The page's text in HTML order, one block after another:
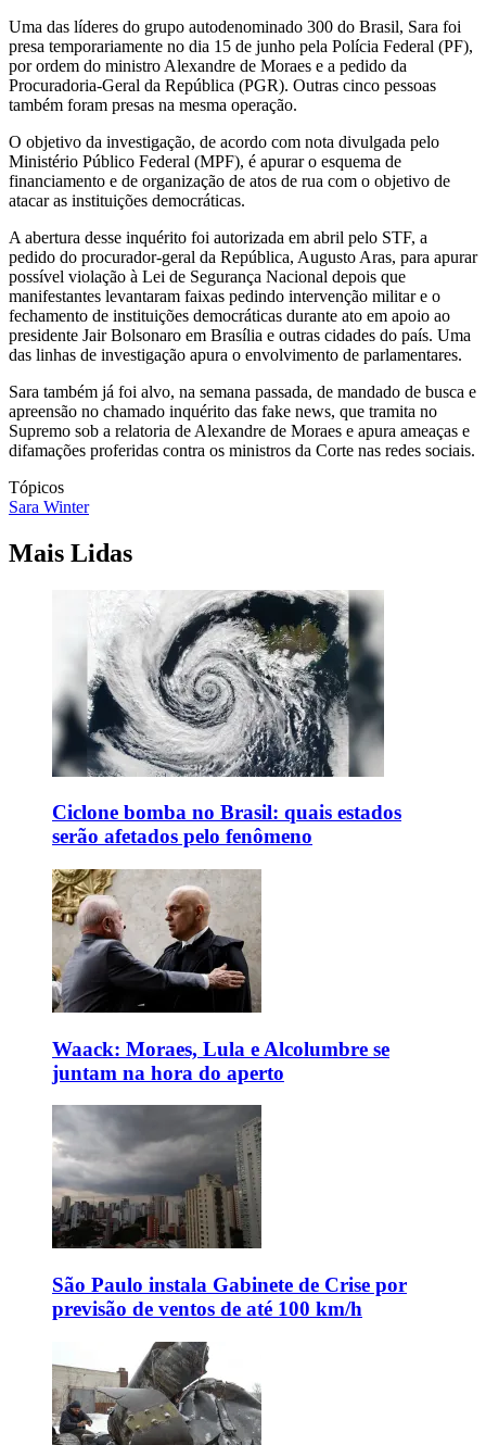
Uma das líderes do grupo autodenominado 300 do Brasil, Sara foi
presa temporariamente no dia 15 de junho pela Polícia Federal (PF),
por ordem do ministro Alexandre de Moraes e a pedido da
Procuradoria-Geral da República (PGR). Outras cinco pessoas
também foram presas na mesma operação.
O objetivo da investigação, de acordo com nota divulgada pelo
Ministério Público Federal (MPF), é apurar o esquema de
financiamento e de organização de atos de rua com o objetivo de
atacar as instituições democráticas.
A abertura desse inquérito foi autorizada em abril pelo STF, a
pedido do procurador-geral da República, Augusto Aras, para apurar
possível violação à Lei de Segurança Nacional depois que
manifestantes levantaram faixas pedindo intervenção militar e o
fechamento de instituições democráticas durante ato em apoio ao
presidente Jair Bolsonaro em Brasília e outras cidades do país. Uma
das linhas de investigação apura o envolvimento de parlamentares.
Sara também já foi alvo, na semana passada, de mandado de busca e
apreensão no chamado inquérito das fake news, que tramita no
Supremo sob a relatoria de Alexandre de Moraes e apura ameaças e
difamações proferidas contra os ministros da Corte nas redes sociais.
Tópicos
Sara Winter
Mais Lidas
Ciclone bomba no Brasil: quais estados
serão afetados pelo fenômeno
Waack: Moraes, Lula e Alcolumbre se
juntam na hora do aperto
São Paulo instala Gabinete de Crise por
previsão de ventos de até 100 km/h